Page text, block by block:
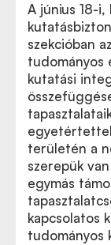
A június 18-i,
szekcióban
tudományos
kutatási
területén a
szerepük
egymás
kapcsolatos
tudományos